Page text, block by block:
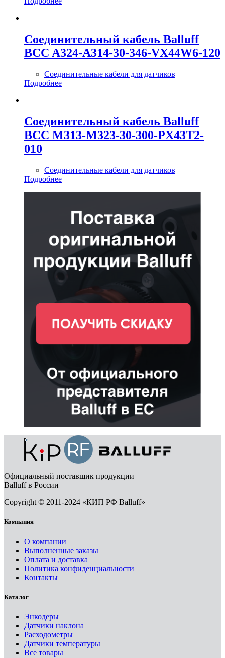
Соединительный кабель Balluff
BCC A324-A314-30-346-VX44W6-120
Соединительные кабели для датчиков
Подробнее
Соединительный кабель Balluff
BCC M313-M323-30-300-PX43T2-
010
Соединительные кабели для датчиков
Подробнее
Официальный поставщик продукции
Balluff в России
Copyright © 2011-2024 «КИП РФ Balluff»
Компания
О компании
Выполненные заказы
Оплата и доставка
Политика конфиденциальности
Контакты
Каталог
Энкодеры
Датчики наклона
Расходометры
Датчики температуры
Все товары